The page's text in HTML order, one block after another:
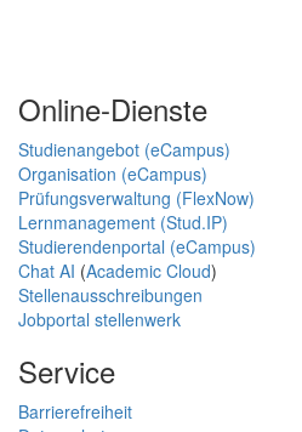
Online-Dienste
Studienangebot (eCampus)
Organisation (eCampus)
Prüfungsverwaltung (FlexNow)
Lernmanagement (Stud.IP)
Studierendenportal (eCampus)
Chat AI (Academic Cloud)
Stellenausschreibungen
Jobportal stellenwerk
Service
Barrierefreiheit